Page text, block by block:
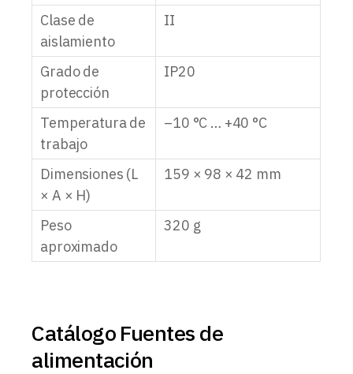
Clase de
aislamiento
II
Grado de
protección
IP20
Temperatura de
trabajo
–10 °C … +40 °C
Dimensiones (L
× A × H)
159 × 98 × 42 mm
Peso
aproximado
320 g
Catálogo Fuentes de
alimentación